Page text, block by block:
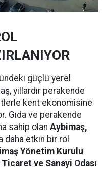
güçlü yerel
yıllardır perakende
kent ekonomisine
Gıda ve perakende
sahip olan Aybimaş,
daha etkin bir rol
Yönetim Kurulu
Ticaret ve Sanayi Odası